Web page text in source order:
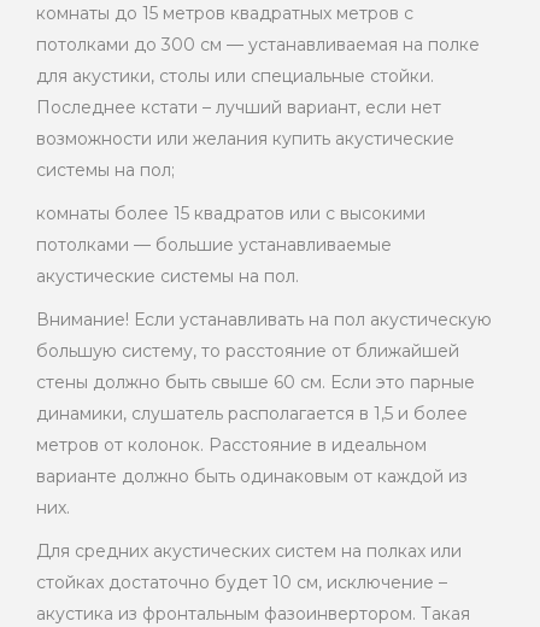
комнаты до 15 метров квадратных метров с
потолками до 300 см — устанавливаемая на полке
для акустики, столы или специальные стойки.
Последнее кстати – лучший вариант, если нет
возможности или желания купить акустические
системы на пол;
комнаты более 15 квадратов или с высокими
потолками — большие устанавливаемые
акустические системы на пол.
Внимание! Если устанавливать на пол акустическую
большую систему, то расстояние от ближайшей
стены должно быть свыше 60 см. Если это парные
динамики, слушатель располагается в 1,5 и более
метров от колонок. Расстояние в идеальном
варианте должно быть одинаковым от каждой из
них.
Для средних акустических систем на полках или
стойках достаточно будет 10 см, исключение –
акустика из фронтальным фазоинвертором. Такая